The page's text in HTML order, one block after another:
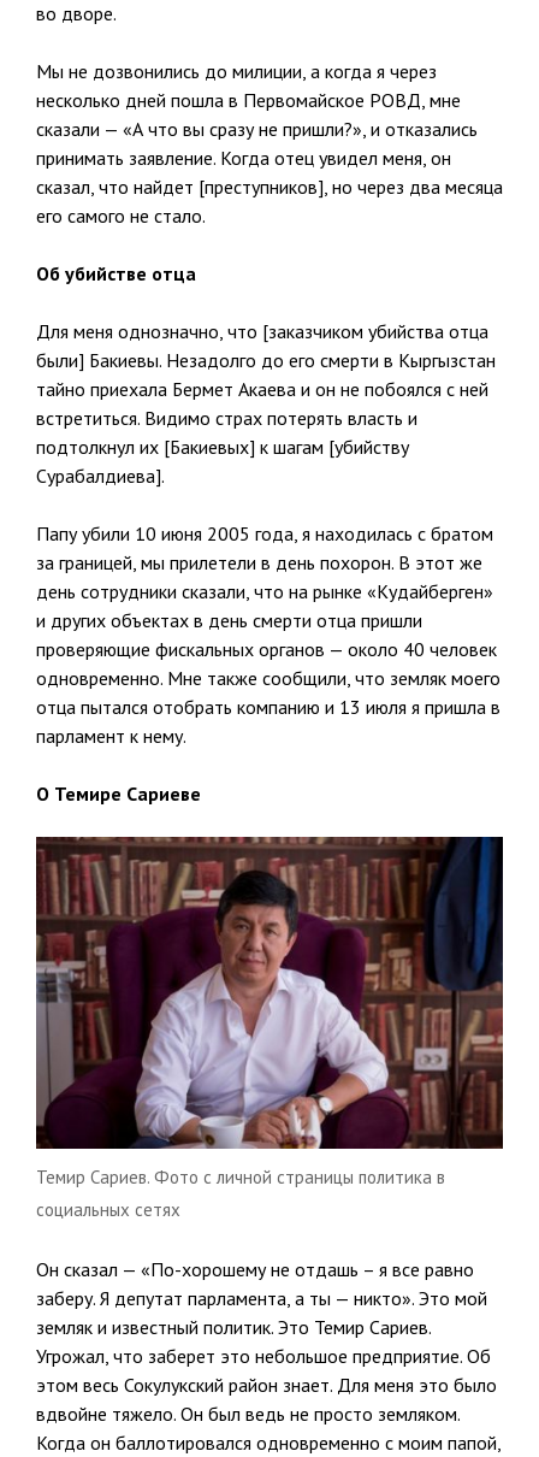
во дворе.
Мы не дозвонились до милиции, а когда я через
несколько дней пошла в Первомайское РОВД, мне
сказали — «А что вы сразу не пришли?», и отказались
принимать заявление. Когда отец увидел меня, он
сказал, что найдет [преступников], но через два месяца
его самого не стало.
Об убийстве отца
Для меня однозначно, что [заказчиком убийства отца
были] Бакиевы. Незадолго до его смерти в Кыргызстан
тайно приехала Бермет Акаева и он не побоялся с ней
встретиться. Видимо страх потерять власть и
подтолкнул их [Бакиевых] к шагам [убийству
Сурабалдиева].
Папу убили 10 июня 2005 года, я находилась с братом
за границей, мы прилетели в день похорон. В этот же
день сотрудники сказали, что на рынке «Кудайберген»
и других объектах в день смерти отца пришли
проверяющие фискальных органов — около 40 человек
одновременно. Мне также сообщили, что земляк моего
отца пытался отобрать компанию и 13 июля я пришла в
парламент к нему.
О Темире Сариеве
Темир Сариев. Фото с личной страницы политика в
социальных сетях
Он сказал — «По-хорошему не отдашь – я все равно
заберу. Я депутат парламента, а ты — никто». Это мой
земляк и известный политик. Это Темир Сариев.
Угрожал, что заберет это небольшое предприятие. Об
этом весь Сокулукский район знает. Для меня это было
вдвойне тяжело. Он был ведь не просто земляком.
Когда он баллотировался одновременно с моим папой,